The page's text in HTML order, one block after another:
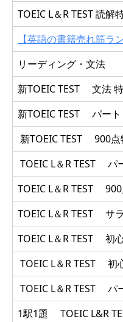
TOEIC L＆R TEST 読解
【英語の書籍売れ筋ラ
リーディング・文法
新TOEIC TEST 文法
新TOEIC TEST パー
新TOEIC TEST 900
TOEIC L＆R TEST
TOEIC L＆R TEST
TOEIC L＆R TEST サ
TOEIC L＆R TEST
TOEIC L＆R TEST
TOEIC L＆R TEST パ
1駅1題 TOEIC L&R